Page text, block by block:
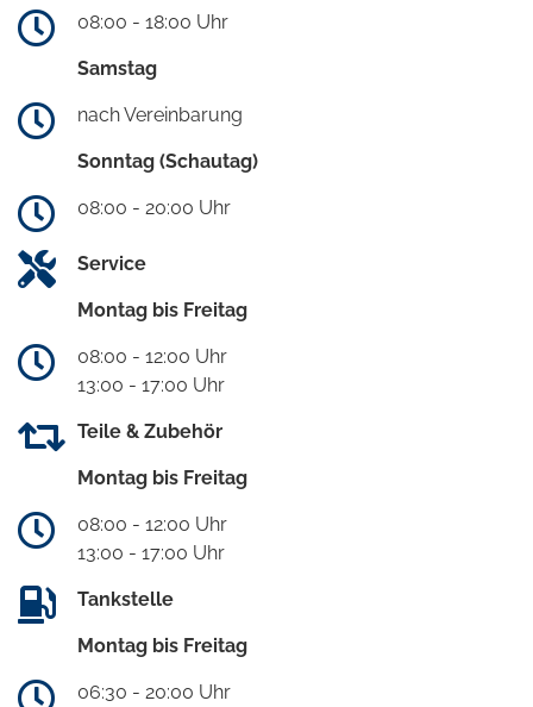
08:00 - 18:00 Uhr
Samstag
nach Vereinbarung
Sonntag (Schautag)
08:00 - 20:00 Uhr
Service
Montag bis Freitag
08:00 - 12:00 Uhr
13:00 - 17:00 Uhr
Teile & Zubehör
Montag bis Freitag
08:00 - 12:00 Uhr
13:00 - 17:00 Uhr
Tankstelle
Montag bis Freitag
06:30 - 20:00 Uhr